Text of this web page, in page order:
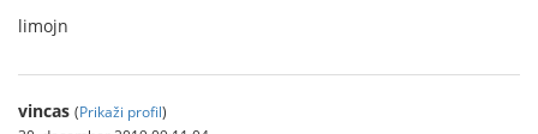
limojn
vincas (Prikaži profil)